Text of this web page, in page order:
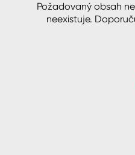
Požadovaný obsah
neexistuje.